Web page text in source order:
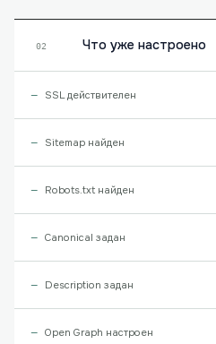
02 Что уже настроено
SSL действителен
Sitemap найден
Robots.txt найден
Canonical задан
Description задан
Open Graph настроен